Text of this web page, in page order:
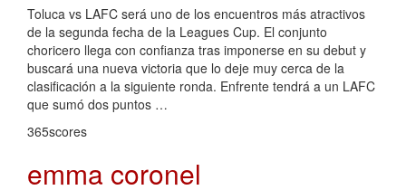
Toluca vs LAFC será uno de los encuentros más atractivos
de la segunda fecha de la Leagues Cup. El conjunto
choricero llega con confianza tras imponerse en su debut y
buscará una nueva victoria que lo deje muy cerca de la
clasificación a la siguiente ronda. Enfrente tendrá a un LAFC
que sumó dos puntos …
365scores
emma coronel